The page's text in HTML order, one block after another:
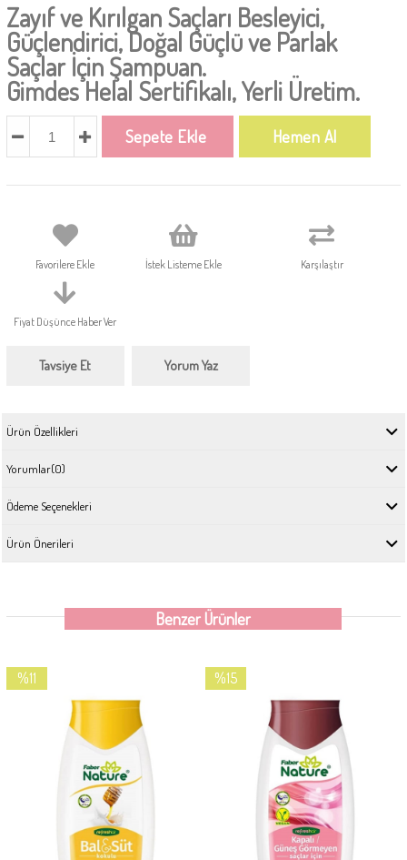
Zayıf ve Kırılgan Saçları Besleyici,
Güçlendirici, Doğal Güçlü ve Parlak
Saçlar İçin Şampuan.
Gimdes Helal Sertifikalı, Yerli Üretim.
Favorilere Ekle İstek Listeme Ekle Karşılaştır
Fiyat Düşünce Haber Ver
Tavsiye Et Yorum Yaz
Ürün Özellikleri
Yorumlar(0)
Ödeme Seçenekleri
Ürün Önerileri
Benzer Ürünler
%11
%15